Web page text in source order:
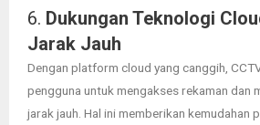
6. Dukungan Teknologi
Jarak Jauh
Dengan platform cloud yang canggih,
pengguna untuk mengakses rekaman dan
jarak jauh. Hal ini memberikan kemudahan